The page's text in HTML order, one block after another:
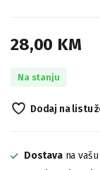
28,00 KM
Na stanju
Dodaj na listu
Dostavana vašu